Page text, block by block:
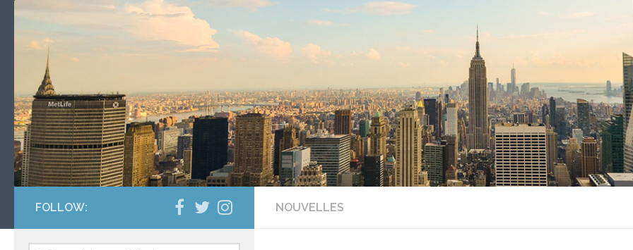
NOUVELLES
FOLLOW: